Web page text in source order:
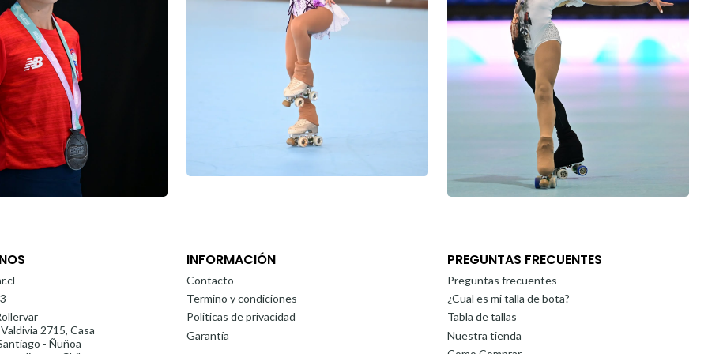
2715, Casa
- Ñuñoa
INFORMACIÓN
Contacto
Termino y condiciones
Politicas de privacidad
Garantía
PREGUNTAS FRECUENTES
Preguntas frecuentes
¿Cual es mi talla de bota?
Tabla de tallas
Nuestra tienda